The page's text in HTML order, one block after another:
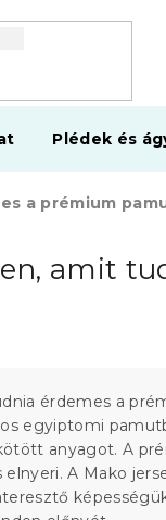
Plédek és
a prémium
amit
érdemes a
egyiptomi
anyagot. A
elnyeri. A Mako